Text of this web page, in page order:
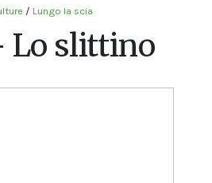
/ Lungo la scia
Lo slittino